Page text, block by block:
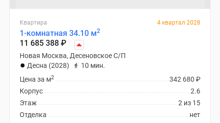
Квартира 4 квартал 2028
1-комнатная 34.10 м2
11 685 388 ₽
Новая Москва, Десеновское С/П
Десна (2028)
10 мин.
342 680 ₽
Цена за м2
2.6
Корпус
2 из 15
Этаж
нет
Отделка